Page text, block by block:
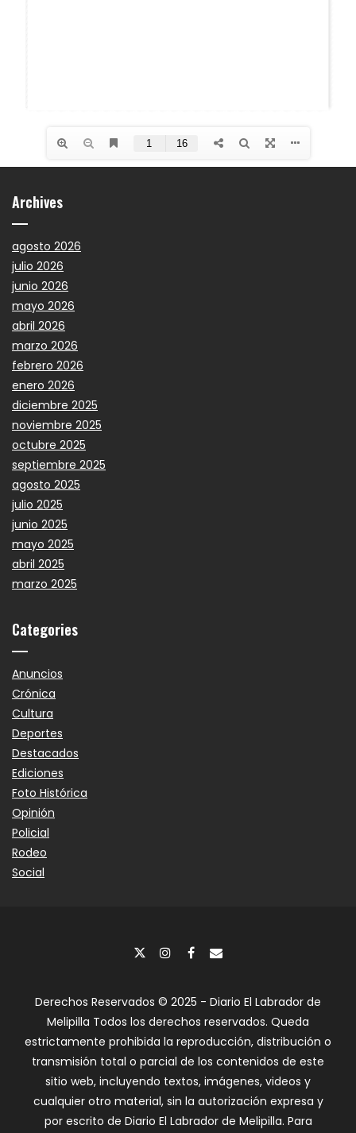
Archives
agosto 2026
julio 2026
junio 2026
mayo 2026
abril 2026
marzo 2026
febrero 2026
enero 2026
diciembre 2025
noviembre 2025
octubre 2025
septiembre 2025
agosto 2025
julio 2025
junio 2025
mayo 2025
abril 2025
marzo 2025
Categories
Anuncios
Crónica
Cultura
Deportes
Destacados
Ediciones
Foto Histórica
Opinión
Policial
Rodeo
Social
Derechos Reservados © 2025 - Diario El Labrador de
Melipilla Todos los derechos reservados. Queda
estrictamente prohibida la reproducción, distribución o
transmisión total o parcial de los contenidos de este
sitio web, incluyendo textos, imágenes, videos y
cualquier otro material, sin la autorización expresa y
por escrito de Diario El Labrador de Melipilla. Para